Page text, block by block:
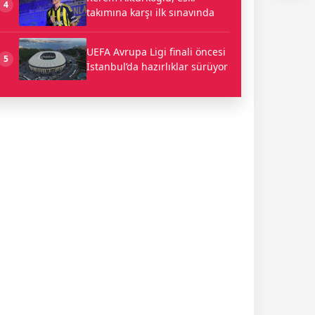
4
takımına karşı ilk sınavında
5
UEFA Avrupa Ligi finali öncesi
İstanbul’da hazırlıklar sürüyor